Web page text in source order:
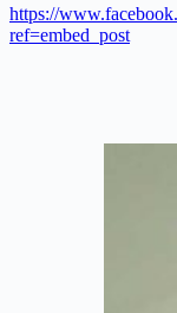
https://
ref=embed_post